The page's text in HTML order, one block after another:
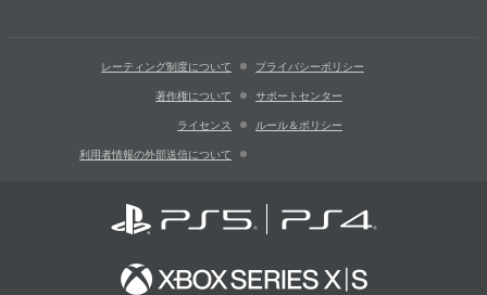
レーティング制度について プライバシーポリシー
著作権について サポートセンター
ライセンス ルール＆ポリシー
利用者情報の外部送信について